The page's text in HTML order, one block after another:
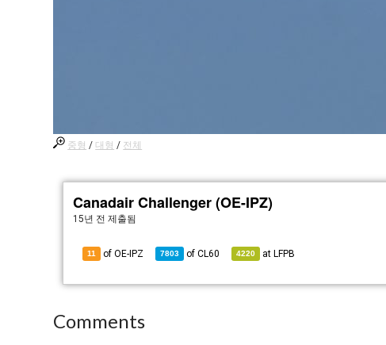
중형 / 대형 / 전체
Canadair Challenger (OE-IPZ)
15년 전 제출됨
11 of OE-IPZ 7803 ofCL60 4220 at LFPB
Comments